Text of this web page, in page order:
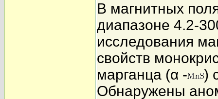
В магнитных
диапазоне 4.2-
исследования
свойств
марганца (α -
)
Обнаружены